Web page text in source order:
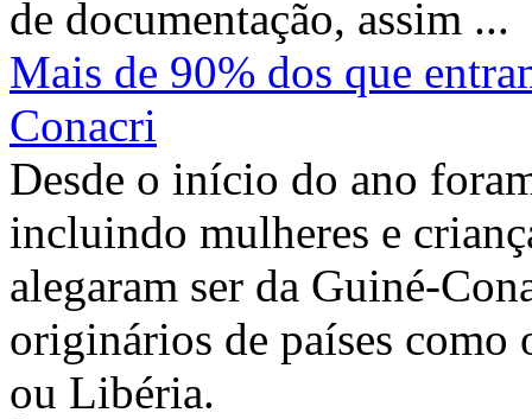
de documentação, assim ...
Mais de 90% dos que
Conacri
Desde o início do ano
incluindo mulheres e
alegaram ser da Guiné-
originários de países
ou Libéria.